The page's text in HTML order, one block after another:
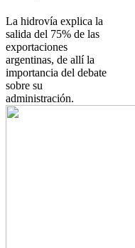
La hidrovía explica la
salida del 75% de las
exportaciones
argentinas, de allí la
importancia del debate
sobre su
administración.
Imagen